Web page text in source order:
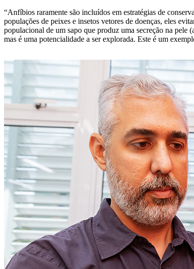
“Anfíbios raramente são incluídos em estratégias de
populações de peixes e insetos vetores de doenças, eles
populacional de um sapo que produz uma secreção na
mas é uma potencialidade a ser explorada. Este é um